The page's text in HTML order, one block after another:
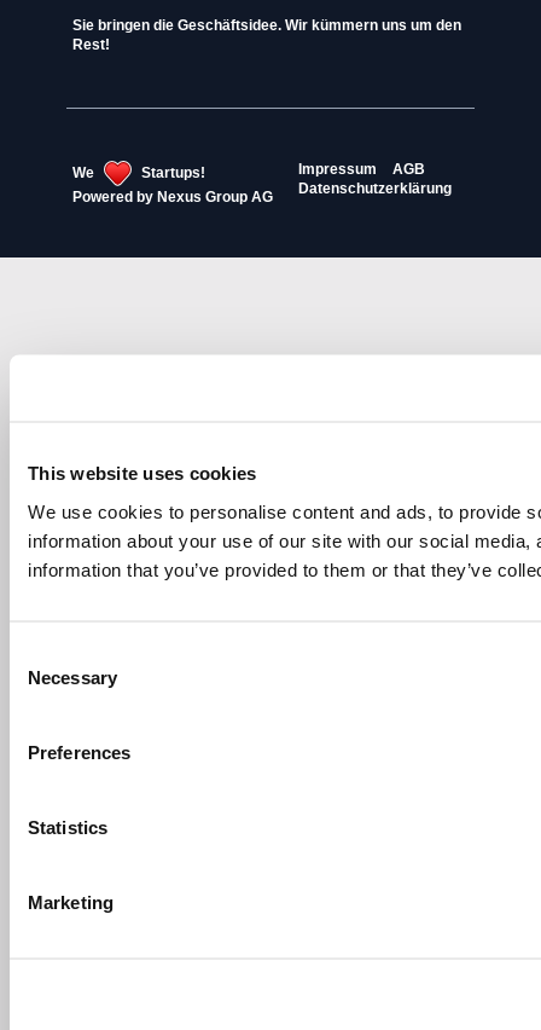
This website uses cookies
We use cookies to personalise content and ads, to provide
information about your use of our site with our social
information that you’ve provided to them or that they’ve
Selection
Necessary
Preferences
Statistics
Marketing
Sie bringen die Geschäftsidee. Wir kümmern uns um den
Rest!
We
Startups!
Powered by Nexus Group AG
Impressum
AGB
Datenschutzerklärung